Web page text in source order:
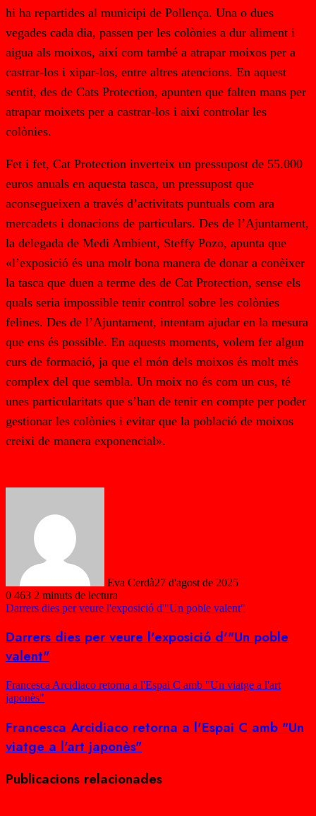
hi ha repartides al municipi de Pollença. Una o dues
vegades cada dia, passen per les colònies a dur aliment i
aigua als moixos, així com també a atrapar moixos per a
castrar-los i xipar-los, entre altres atencions. En aquest
sentit, des de Cats Protection, apunten que falten mans per
atrapar moixets per a castrar-los i així controlar les
colònies.
Fet i fet, Cat Protection inverteix un pressupost de 55.000
euros anuals en aquesta tasca, un pressupost que
aconsegueixen a través d’activitats puntuals com ara
mercadets i donacions de particulars. Des de l’Ajuntament,
la delegada de Medi Ambient, Steffy Pozo, apunta que
«l’exposició és una molt bona manera de donar a conèixer
la tasca que duen a terme des de Cat Protection, sense els
quals seria impossible tenir control sobre les colònies
felines. Des de l’Ajuntament, intentam ajudar en la mesura
que ens és possible. En aquests moments, volem fer algun
curs de formació, ja que el món dels moixos és molt més
complex del que sembla. Un moix no és com un cus, té
unes particularitats que s’han de tenir en compte per poder
gestionar les colònies i evitar que la població de moixos
creixi de manera exponencial».
Eva Cerdà27 d'agost de 2025
0 463 2 minuts de lectura
Darrers dies per veure l'exposició d'"Un poble valent"
Darrers dies per veure l'exposició d'"Un poble
valent"
Francesca Arcidiaco retorna a l'Espai C amb "Un viatge a l'art
japonès"
Francesca Arcidiaco retorna a l'Espai C amb "Un
viatge a l'art japonès"
Publicacions relacionades